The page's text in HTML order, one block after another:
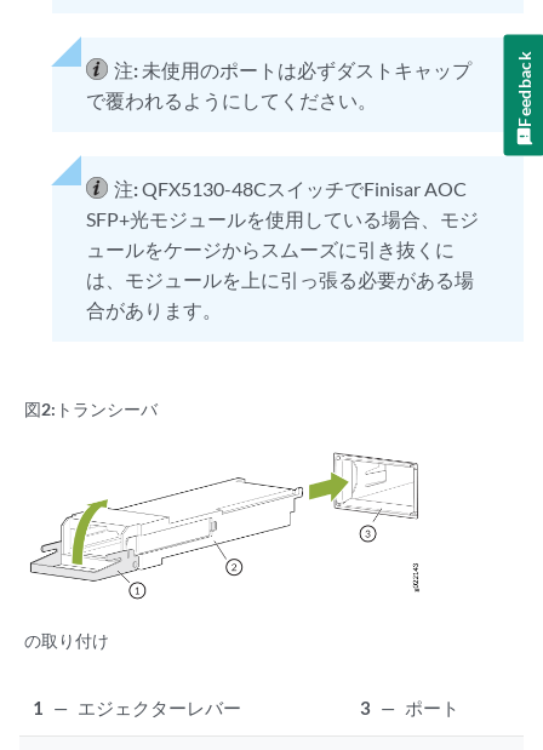
注: 未使用のポートは必ずダストキャップ
で覆われるようにしてください。
注:QFX5130-48CスイッチでFinisar AOC
SFP+光モジュールを使用している場合、モジ
ュールをケージからスムーズに引き抜くに
は、モジュールを上に引っ張る必要がある場
合があります。
図2: トランシーバ
の取り付け
1 — エジェクターレバー 3 — ポート
Feedback